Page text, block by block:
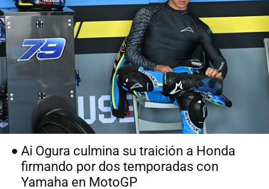
Ai Ogura culmina su traición a Honda
firmando por dos temporadas con
Yamaha en MotoGP